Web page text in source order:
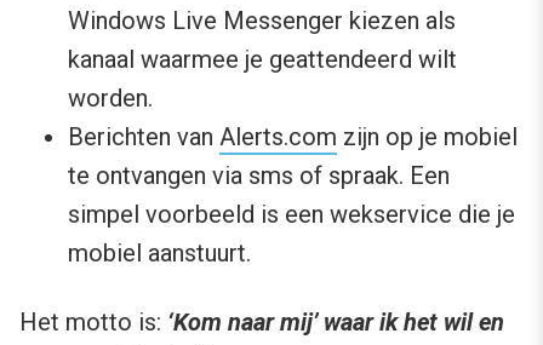
Windows Live Messenger kiezen als
kanaal waarmee je geattendeerd wilt
worden.
Berichten van Alerts.com zijn op je mobiel
te ontvangen via sms of spraak. Een
simpel voorbeeld is een wekservice die je
mobiel aanstuurt.
Het motto is: ‘Kom naar mij’ waar ik het wil en